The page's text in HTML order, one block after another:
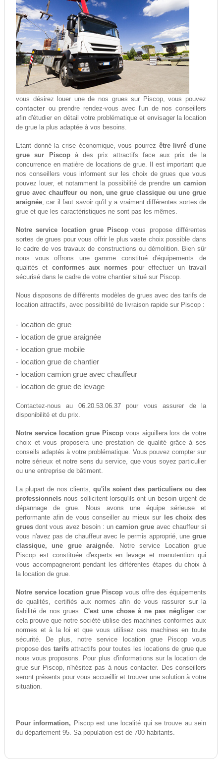
vous désirez louer une de nos grues sur Piscop, vous pouvez
contacterou prendre rendez-vous avec l'un de nos conseillers
afin d'étudier en détail votre problématique et envisager la location
de grue la plus adaptée à vos besoins.
Etant donné la crise économique, vous pourrez être livré d'une
grue sur Piscopà des prix attractifs face aux prix de la
concurrence en matière de locations de grue. Il est important que
nos conseillers vous informent sur les choix de grues que vous
pouvez louer, et notamment la possibilité de prendre un camion
grue avec chauffeur ou non, une grue classique ou une grue
araignée, car il faut savoir qu'il y a vraiment différentes sortes de
grue et que les caractéristiques ne sont pas les mêmes.
Notre service location grue Piscop vous propose différentes
sortes de grues pour vous offrir le plus vaste choix possible dans
le cadre de vos travaux de constructions ou démolition. Bien sûr
nous vous offrons une gamme constitué d'équipements de
qualités et conformes aux normes pour effectuer un travail
sécurisé dans le cadre de votre chantier situé sur Piscop.
Nous disposons de différents modèles de grues avec des tarifs de
location attractifs, avec possibilité de livraison rapide sur Piscop :
- location de grue
- location de grue araignée
- location grue mobile
- location grue de chantier
- location camion grue avec chauffeur
- location de grue de levage
Contactez-nous au 06.20.53.06.37pour vous assurer de la
disponibilité et du prix.
Notre service location grue Piscop vous aiguillera lors de votre
choix et vous proposera une prestation de qualité grâce à ses
conseils adaptés à votre problématique. Vous pouvez compter sur
notre sérieux et notre sens du service, que vous soyez particulier
ou une entreprise de bâtiment.
La plupart de nos clients, qu'ils soient des particuliers ou des
professionnelsnous sollicitent lorsqu'ils ont un besoin urgent de
dépannage de grue. Nous avons une équipe sérieuse et
performante afin de vous conseiller au mieux sur
les choix des
gruesdont vous avez besoin : uncamion grue avec chauffeur si
vous n'avez pas de chauffeur avec le permis approprié, unegrue
classique, une grue araignée. Notre service Location grue
Piscop est constituée d'experts en levage et manutention qui
vous accompagneront pendant les différentes étapes du choix à
la location de grue.
Notre service location grue Piscop vous offre des équipements
de qualités, certifiés aux normes afin de vous rassurer sur la
fiabilité de nos grues.C'est une chose à ne pas négligercar
cela prouve que notre société utilise des machines conformes aux
normes et à la loi et que vous utilisez ces machines en toute
sécurité. De plus, notre service location grue Piscop vous
propose des tarifsattractifs pour toutes les locations de grue que
nous vous proposons. Pour plus d'informations sur la location de
grue sur Piscop, n'hésitez pas à nous contacter. Des conseillers
seront présents pour vous accueillir et trouver une solution à votre
situation.
Pour information, Piscop est une localité qui se trouve au sein
du département 95. Sa population est de 700 habitants.